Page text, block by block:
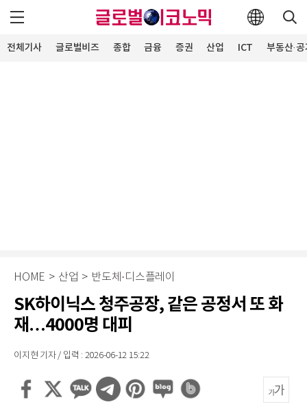
전체기사 글로벌비즈 종합 금융 증권 산업 ICT 부동산·
HOME > 산업 > 반도체·디스플레이
SK하이닉스 청주공장, 같은 공정서 또 화
재…4000명 대피
이지현 기자 / 입력 : 2026-06-12 15:22